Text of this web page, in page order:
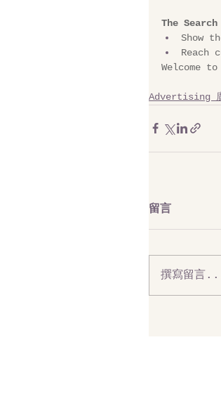
The
Show
Welcome
Advertising
留言
撰寫留